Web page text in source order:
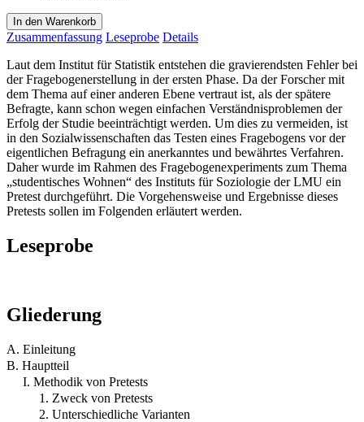
In den Warenkorb
Zusammenfassung Leseprobe Details
Laut dem Institut für Statistik entstehen die gravierendsten Fehler bei
der Fragebogenerstellung in der ersten Phase. Da der Forscher mit
dem Thema auf einer anderen Ebene vertraut ist, als der spätere
Befragte, kann schon wegen einfachen Verständnisproblemen der
Erfolg der Studie beeinträchtigt werden. Um dies zu vermeiden, ist
in den Sozialwissenschaften das Testen eines Fragebogens vor der
eigentlichen Befragung ein anerkanntes und bewährtes Verfahren.
Daher wurde im Rahmen des Fragebogenexperiments zum Thema
„studentisches Wohnen“ des Instituts für Soziologie der LMU ein
Pretest durchgeführt. Die Vorgehensweise und Ergebnisse dieses
Pretests sollen im Folgenden erläutert werden.
Leseprobe
Gliederung
A. Einleitung
B. Hauptteil
I. Methodik von Pretests
1. Zweck von Pretests
2. Unterschiedliche Varianten